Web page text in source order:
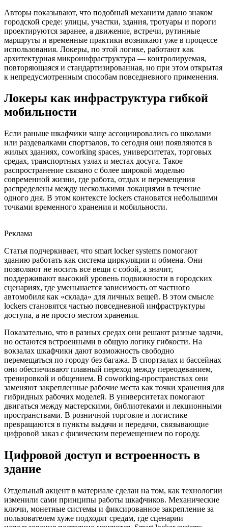
Авторы показывают, что подобный механизм давно знаком
городской среде: улицы, участки, здания, тротуары и пороги
проектируются заранее, а движение, встречи, рутинные
маршруты и временные практики возникают уже в процессе
использования. Локеры, по этой логике, работают как
архитектурная микроинфраструктура — контролируемая,
повторяющаяся и стандартизированная, но при этом открытая
к непредусмотренным способам повседневного применения.
Локеры как инфраструктура гибкой
мобильности
Если раньше шкафчики чаще ассоциировались со школами
или раздевалками спортзалов, то сегодня они появляются в
жилых зданиях, coworking spaces, университетах, торговых
средах, транспортных узлах и местах досуга. Такое
распространение связано с более широкой моделью
современной жизни, где работа, отдых и перемещения
распределены между несколькими локациями в течение
одного дня. В этом контексте lockers становятся небольшими
точками временного хранения и мобильности.
Реклама
Статья подчеркивает, что smart locker systems помогают
зданию работать как система циркуляции и обмена. Они
позволяют не носить все вещи с собой, а значит,
поддерживают высокий уровень подвижности в городских
сценариях, где уменьшается зависимость от частного
автомобиля как «склада» для личных вещей. В этом смысле
lockers становятся частью повседневной инфраструктуры
доступа, а не просто местом хранения.
Показательно, что в разных средах они решают разные задачи,
но остаются встроенными в общую логику гибкости. На
вокзалах шкафчики дают возможность свободно
перемещаться по городу без багажа. В спортзалах и бассейнах
они обеспечивают плавный переход между переодеванием,
тренировкой и общением. В coworking-пространствах они
заменяют закрепленные рабочие места как точки хранения для
гибридных рабочих моделей. В университетах помогают
двигаться между мастерскими, библиотеками и лекционными
пространствами. В розничной торговле и логистике
превращаются в пункты выдачи и передачи, связывающие
цифровой заказ с физическим перемещением по городу.
Цифровой доступ и встроенность в
здание
Отдельный акцент в материале сделан на том, как технологии
изменили сами принципы работы шкафчиков. Механические
ключи, монетные системы и фиксированное закрепление за
пользователем хуже подходят средам, где сценарии